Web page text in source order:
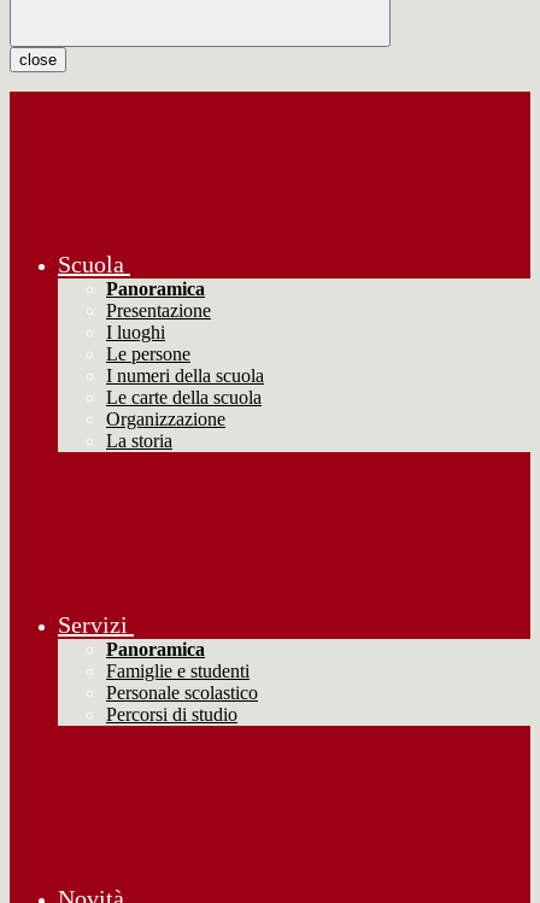
close
Scuola
Panoramica
Presentazione
I luoghi
Le persone
I numeri della scuola
Le carte della scuola
Organizzazione
La storia
Servizi
Panoramica
Famiglie e studenti
Personale scolastico
Percorsi di studio